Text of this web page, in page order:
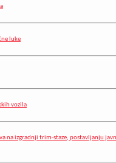
luke
vozila
na izgradnji trim-staze, postavljanju